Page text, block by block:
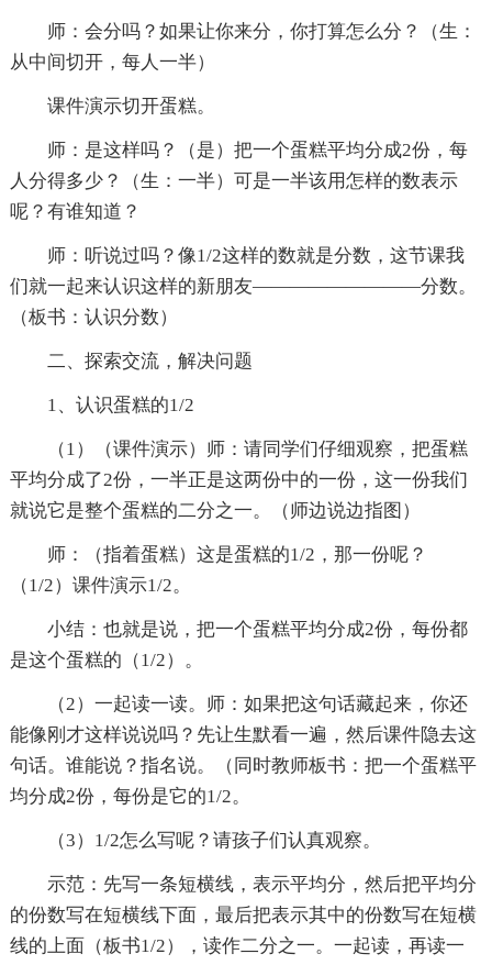
师：会分吗？如果让你来分，你打算怎么分？（生：
从中间切开，每人一半）
课件演示切开蛋糕。
师：是这样吗？（是）把一个蛋糕平均分成2份，每
人分得多少？（生：一半）可是一半该用怎样的数表示
呢？有谁知道？
师：听说过吗？像1/2这样的数就是分数，这节课我
们就一起来认识这样的新朋友—————————分数。
（板书：认识分数）
二、探索交流，解决问题
1、认识蛋糕的1/2
（1）（课件演示）师：请同学们仔细观察，把蛋糕
平均分成了2份，一半正是这两份中的一份，这一份我们
就说它是整个蛋糕的二分之一。（师边说边指图）
师：（指着蛋糕）这是蛋糕的1/2，那一份呢？
（1/2）课件演示1/2。
小结：也就是说，把一个蛋糕平均分成2份，每份都
是这个蛋糕的（1/2）。
（2）一起读一读。师：如果把这句话藏起来，你还
能像刚才这样说说吗？先让生默看一遍，然后课件隐去这
句话。谁能说？指名说。（同时教师板书：把一个蛋糕平
均分成2份，每份是它的1/2。
（3）1/2怎么写呢？请孩子们认真观察。
示范：先写一条短横线，表示平均分，然后把平均分
的份数写在短横线下面，最后把表示其中的份数写在短横
线的上面（板书1/2），读作二分之一。一起读，再读一